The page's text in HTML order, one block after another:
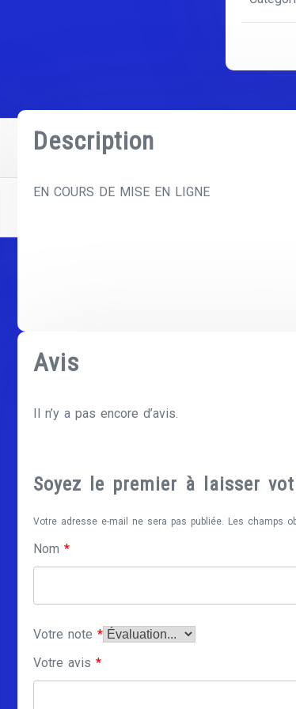
Description
EN COURS DE MISE EN LIGNE
Avis
Il n’y a pas encore d’avis.
Soyez le premier à laisser
Votre adresse e-mail ne sera pas publiée. Les champs
Nom *
Votre note *
Votre avis *